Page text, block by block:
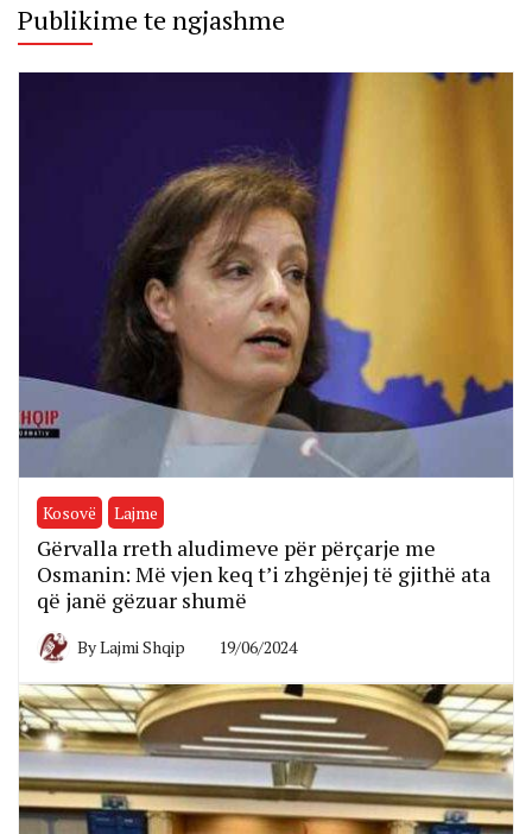
Publikime te ngjashme
Kosovë Lajme
Gërvalla rreth aludimeve për përçarje me
Osmanin: Më vjen keq t’i zhgënjej të gjithë ata
që janë gëzuar shumë
ByLajmi Shqip 19/06/2024